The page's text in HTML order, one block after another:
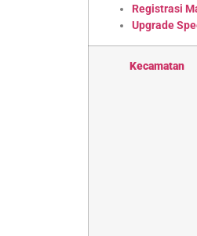
Registrasi
Upgrade
Kecamatan